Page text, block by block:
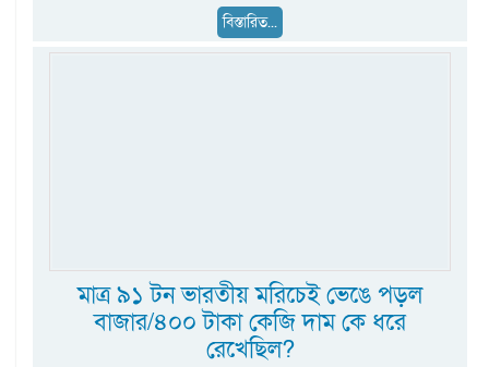
বিস্তারিত...
মাত্র ৯১ টন ভারতীয় মরিচেই ভেঙে পড়ল
বাজার/৪০০ টাকা কেজি দাম কে ধরে
রেখেছিল?